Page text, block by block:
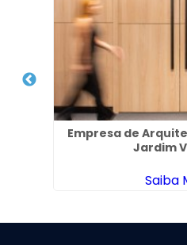
Empresa de
Jardim
Saiba